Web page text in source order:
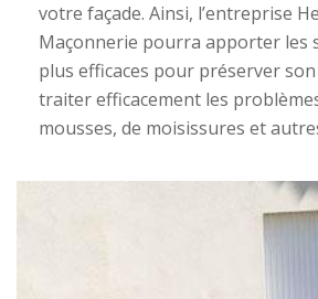
votre façade. Ainsi, l’entreprise
Maçonnerie pourra apporter les
plus efficaces pour préserver
traiter efficacement les
mousses, de moisissures et